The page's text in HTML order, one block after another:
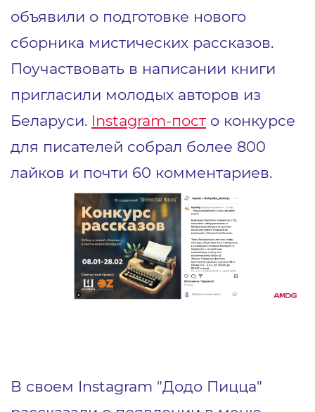
объявили о подготовке нового
сборника мистических рассказов.
Поучаствовать в написании книги
пригласили молодых авторов из
Беларуси. Instagram-пост о конкурсе
для писателей собрал более 800
лайков и почти 60 комментариев.
В своем Instagram "Додо Пицца"